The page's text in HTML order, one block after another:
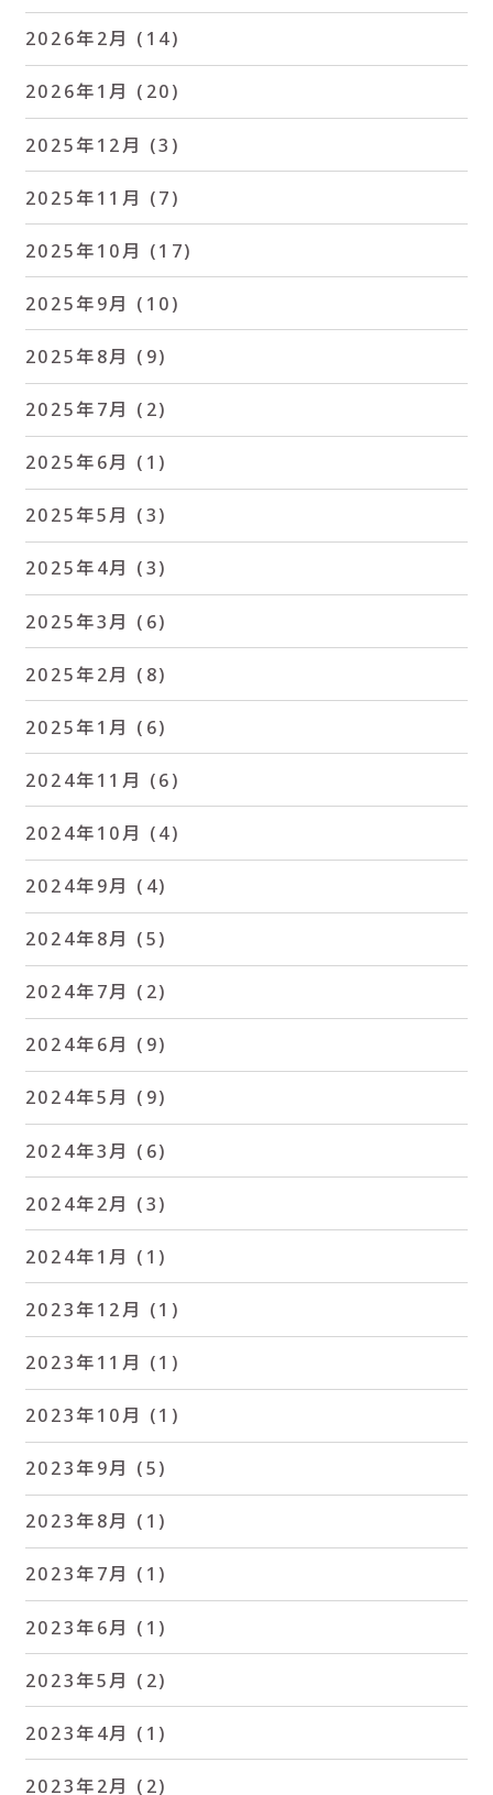
2026年2月 (14)
2026年1月 (20)
2025年12月 (3)
2025年11月 (7)
2025年10月 (17)
2025年9月 (10)
2025年8月 (9)
2025年7月 (2)
2025年6月 (1)
2025年5月 (3)
2025年4月 (3)
2025年3月 (6)
2025年2月 (8)
2025年1月 (6)
2024年11月 (6)
2024年10月 (4)
2024年9月 (4)
2024年8月 (5)
2024年7月 (2)
2024年6月 (9)
2024年5月 (9)
2024年3月 (6)
2024年2月 (3)
2024年1月 (1)
2023年12月 (1)
2023年11月 (1)
2023年10月 (1)
2023年9月 (5)
2023年8月 (1)
2023年7月 (1)
2023年6月 (1)
2023年5月 (2)
2023年4月 (1)
2023年2月 (2)